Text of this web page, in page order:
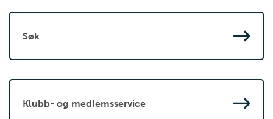
Søk
Klubb- og medlemsservice